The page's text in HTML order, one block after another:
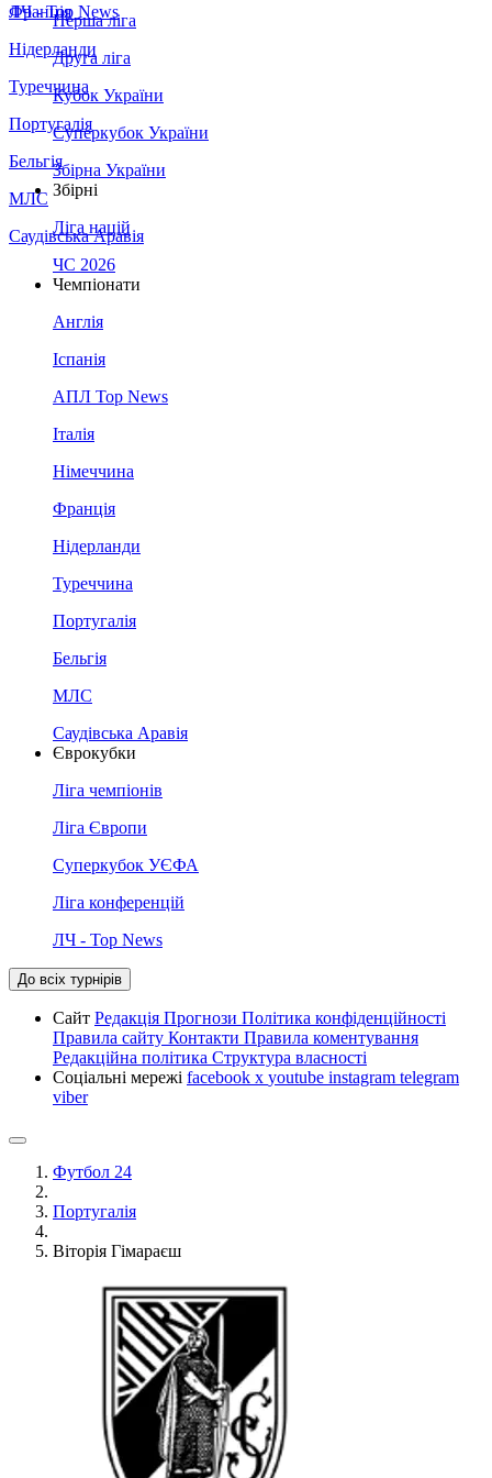
Франція
Нідерланди
Туреччина
Португалія
Бельгія
МЛС
Саудівська Аравія
ЛЧ - Top News
Перша ліга
Друга ліга
Кубок України
Суперкубок України
Збірна України
Збірні
Ліга націй
ЧС 2026
Чемпіонати
Англія
Іспанія
АПЛ Top News
Італія
Німеччина
Франція
Нідерланди
Туреччина
Португалія
Бельгія
МЛС
Саудівська Аравія
Єврокубки
Ліга чемпіонів
Ліга Європи
Суперкубок УЄФА
Ліга конференцій
ЛЧ - Top News
До всіх турнірів
Сайт Редакція Прогнози Політика конфіденційності
Правила сайту Контакти Правила коментування
Редакційна політика Структура власності
Соціальні мережі facebook x youtube instagram telegram
viber
Футбол 24
Португалія
Віторія Гімараєш